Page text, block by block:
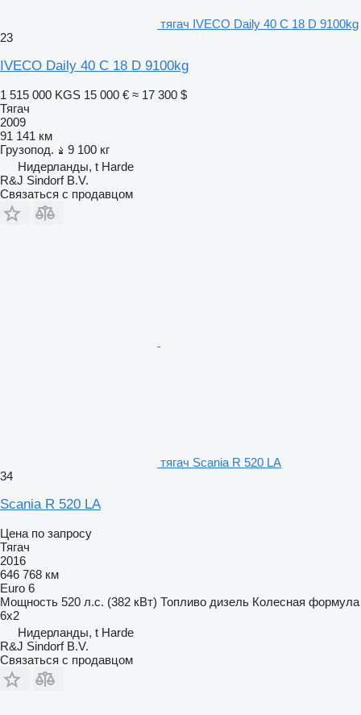
тягач IVECO Daily 40 C 18 D 9100kg
23
IVECO Daily 40 C 18 D 9100kg
1 515 000 KGS 15 000 € ≈ 17 300 $
Тягач
2009
91 141 км
Грузопод.
9 100 кг
Нидерланды, t Harde
R&J Sindorf B.V.
Связаться с продавцом
тягач Scania R 520 LA
34
Scania R 520 LA
Цена по запросу
Тягач
2016
646 768 км
Euro 6
Мощность 520 л.с. (382 кВт) Топливо дизель Колесная формула
6x2
Нидерланды, t Harde
R&J Sindorf B.V.
Связаться с продавцом